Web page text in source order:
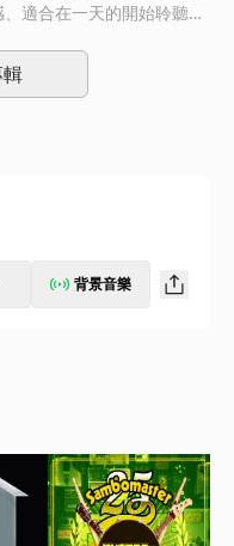
適合在一天的開始聆聽的
！
背景音樂